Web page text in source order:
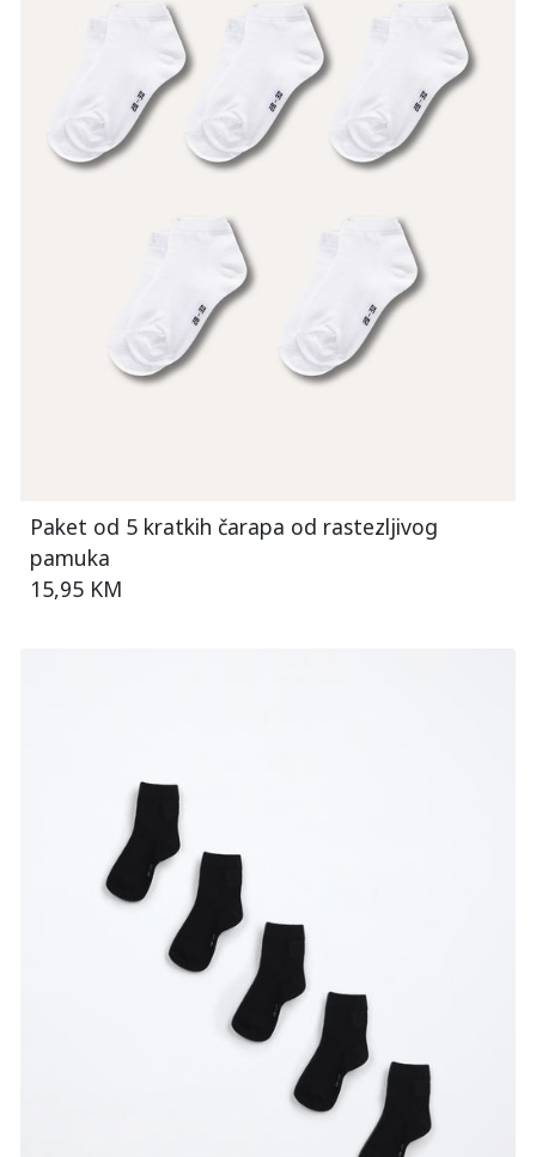
Paket od 5 kratkih čarapa od rastezljivog
pamuka
15,95 KM